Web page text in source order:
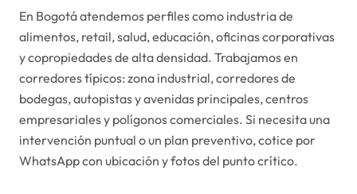
En Bogotáatendemos perfiles como industria de
alimentos, retail, salud, educación, oficinas corporativas
y copropiedades de alta densidad. Trabajamos en
corredores típicos: zona industrial, corredores de
bodegas, autopistas y avenidas principales, centros
empresariales y polígonos comerciales. Si necesita una
intervención puntual o un plan preventivo, cotice por
WhatsApp con ubicación y fotos del punto crítico.